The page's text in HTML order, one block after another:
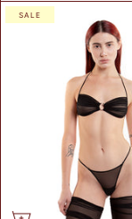
SALE